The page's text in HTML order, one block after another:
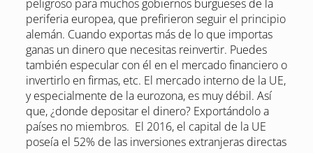
peligroso para muchos gobiernos burgueses de la
periferia europea, que prefirieron seguir el principio
alemán. Cuando exportas más de lo que importas
ganas un dinero que necesitas reinvertir. Puedes
también especular con él en el mercado financiero o
invertirlo en firmas, etc. El mercado interno de la UE,
y especialmente de la eurozona, es muy débil. Así
que, ¿donde depositar el dinero? Exportándolo a
países no miembros. El 2016, el capital de la UE
poseía el 52% de las inversiones extranjeras directas